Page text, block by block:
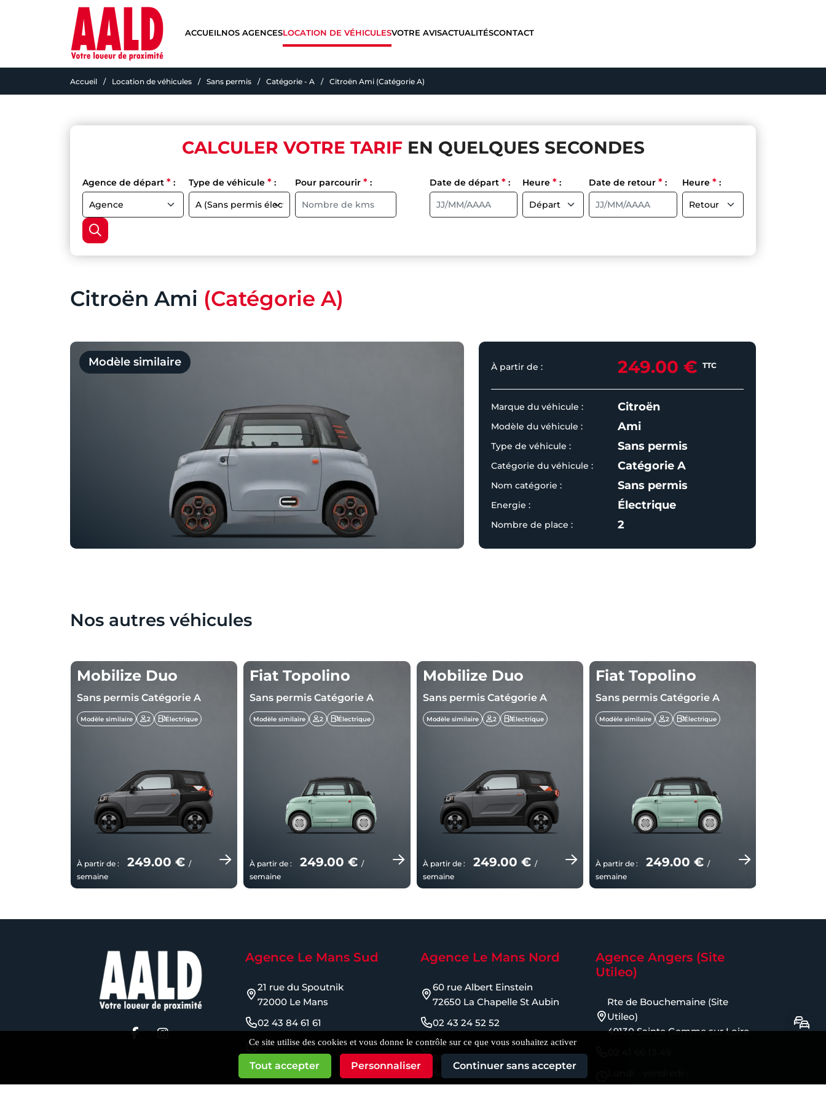
ACCUEILNOS AGENCESLOCATION DE VÉHICULESVOTRE AVISACTUALITÉSCONTACT
Accueil Location de véhicules Sans permis Catégorie - A Citroën Ami (Catégorie A)
CALCULER VOTRE TARIF EN QUELQUES SECONDES
Agence de départ * : Type de véhicule * : Pour parcourir * : Date de départ *: Heure* : Date de retour* : Heure *:
Citroën Ami (Catégorie A)
Modèle similaire À partir de : 249.00 € TTC
Marque du véhicule : Citroën
Modèle du véhicule : Ami
Type de véhicule : Sans permis
Catégorie du véhicule : Catégorie A
Nom catégorie : Sans permis
Energie : Électrique
Nombre de place : 2
Nos autres véhicules
Mobilize Duo
Sans permis Catégorie A
Modèle similaire 2 Électrique
À partir de : 249.00 € /
semaine
Fiat Topolino
Sans permis Catégorie A
Modèle similaire 2 Électrique
À partir de : 249.00 € /
semaine
Mobilize Duo
Sans permis Catégorie A
Modèle similaire 2 Électrique
À partir de : 249.00 € /
semaine
Fiat Topolino
Sans permis Catégorie A
Modèle similaire 2 Électrique
À partir de : 249.00 € /
semaine
Agence Le Mans Sud
21 rue du Spoutnik
72000 Le Mans
02 43 84 61 61
Lundi - samedi :
8h-12h / 14h-19h
Agence Le Mans Nord
60 rue Albert Einstein
72650 La Chapelle St Aubin
02 43 24 52 52
Lundi - vendredi :
8h-12h / 14h-18h30
Samedi :
8h-10h30 / 16h-18h30
Agence Angers (Site
Utileo)
Rte de Bouchemaine (Site
Utileo)
49130 Sainte Gemme sur Loire
8h-12h / 14h-18h
Ce site utilise des cookies et vous donne le contrôle sur ce que vous souhaitez activer
Tout accepter Personnaliser Continuer sans accepter